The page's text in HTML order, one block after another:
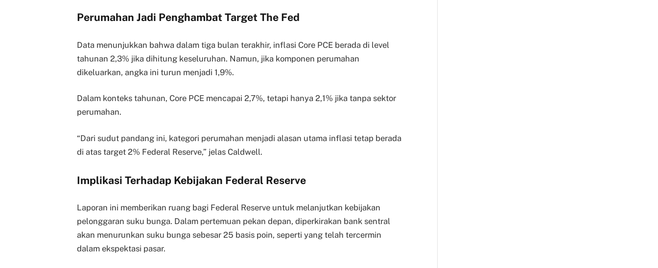
Perumahan Jadi Penghambat Target The Fed
Data menunjukkan bahwa dalam tiga bulan terakhir, inflasi Core PCE berada di level
tahunan 2,3% jika dihitung keseluruhan. Namun, jika komponen perumahan
dikeluarkan, angka ini turun menjadi 1,9%.
Dalam konteks tahunan, Core PCE mencapai 2,7%, tetapi hanya 2,1% jika tanpa sektor
perumahan.
“Dari sudut pandang ini, kategori perumahan menjadi alasan utama inflasi tetap berada
di atas target 2% Federal Reserve,” jelas Caldwell.
Implikasi Terhadap Kebijakan Federal Reserve
Laporan ini memberikan ruang bagi Federal Reserve untuk melanjutkan kebijakan
pelonggaran suku bunga. Dalam pertemuan pekan depan, diperkirakan bank sentral
akan menurunkan suku bunga sebesar 25 basis poin, seperti yang telah tercermin
dalam ekspektasi pasar.